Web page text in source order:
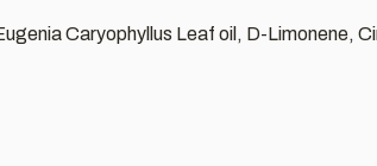
Caryophyllus Leaf oil, D-